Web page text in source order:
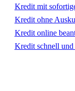
Kredit mit
Kredit ohne
Kredit online
Kredit schnell und